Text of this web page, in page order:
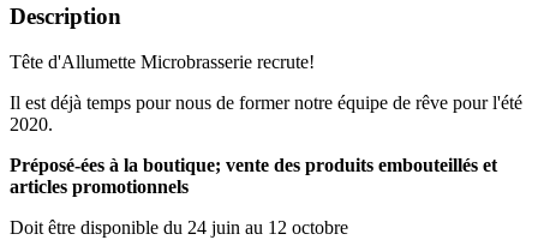
Description
Tête d'Allumette Microbrasserie recrute!
Il est déjà temps pour nous de former notre équipe de rêve pour l'été
2020.
Préposé-ées à la boutique; vente des produits embouteillés et
articles promotionnels
Doit être disponible du 24 juin au 12 octobre